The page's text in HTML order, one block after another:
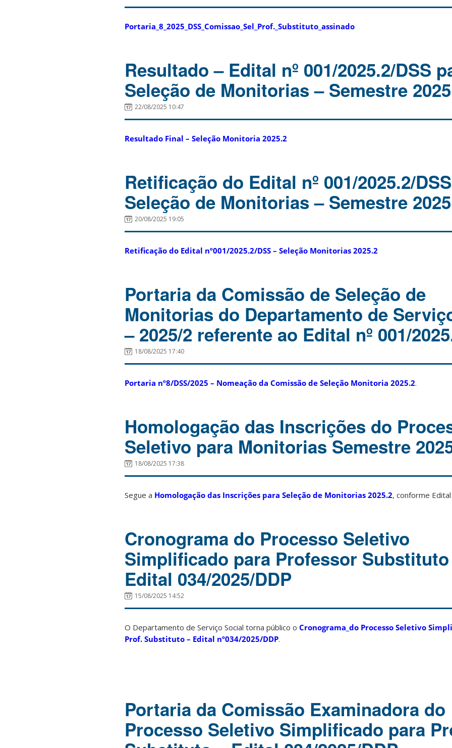
Portaria_8_2025_DSS_Comissao_Sel_Prof._Substituto_assinado
Resultado – Edital nº 001/2025.2/DSS
Seleção de Monitorias – Semestre
22/08/2025 10:47
Resultado Final – Seleção Monitoria 2025.2
Retificação do Edital nº 001/2025.2/
Seleção de Monitorias – Semestre
20/08/2025 19:05
Retificação do Edital nº001/2025.2/DSS – Seleção Monitorias 2025.2
Portaria da Comissão de Seleção de
Monitorias do Departamento de
– 2025/2 referente ao Edital nº 001/
18/08/2025 17:40
Portaria nº8/DSS/2025 – Nomeação da Comissão de Seleção Monitoria 2025.2.
Homologação das Inscrições do
Seletivo para Monitorias Semestre
18/08/2025 17:38
Segue a Homologação das Inscrições para Seleção de Monitorias 2025.2, conforme
Cronograma do Processo Seletivo
Simplificado para Professor
Edital 034/2025/DDP
15/08/2025 14:52
O Departamento de Serviço Social torna público o Cronograma_do Processo Seletivo
Prof. Substituto – Edital nº034/2025/DDP.
Portaria da Comissão Examinadora do
Processo Seletivo Simplificado para